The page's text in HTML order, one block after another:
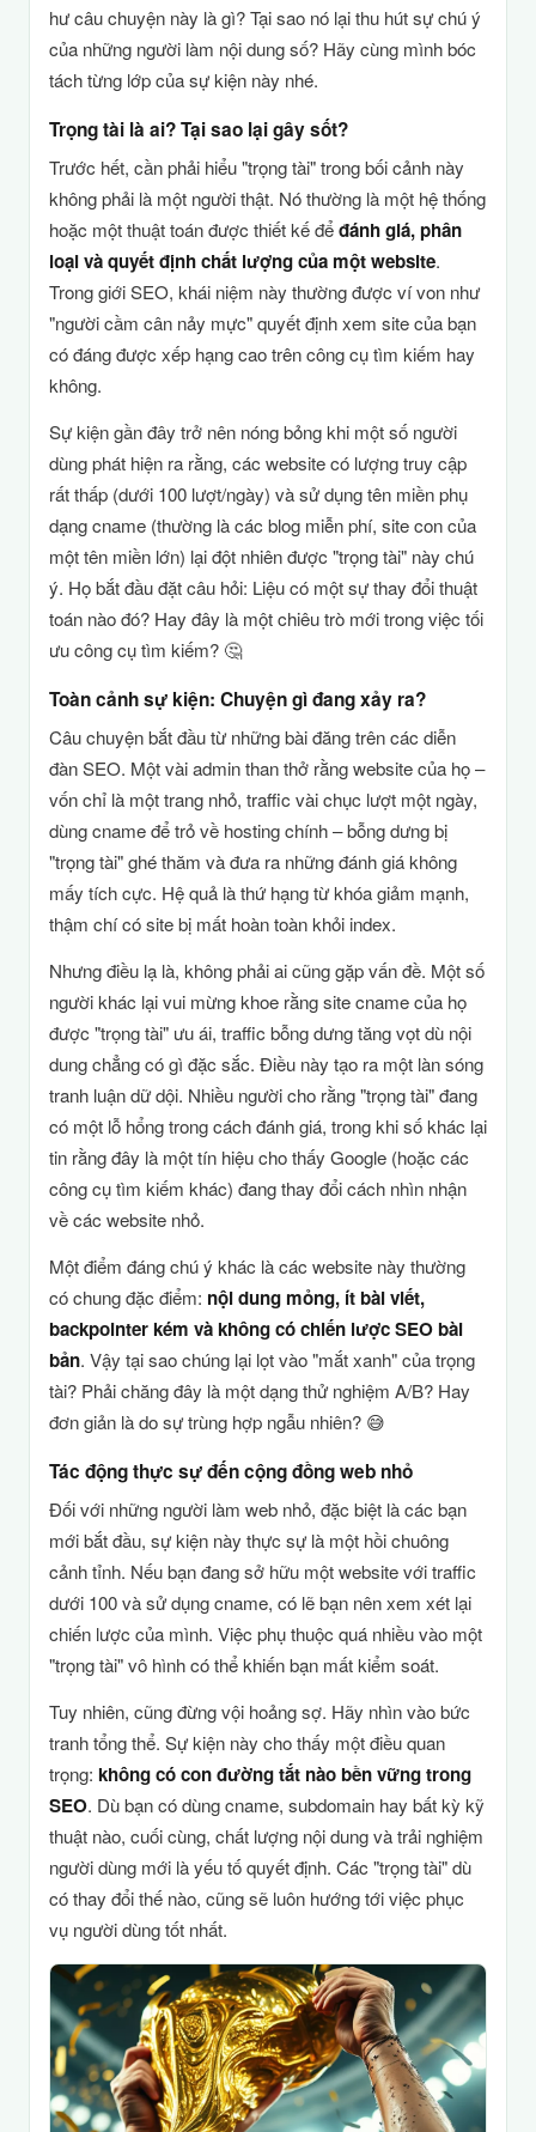
hư câu chuyện này là gì? Tại sao nó lại thu hút sự chú ý
của những người làm nội dung số? Hãy cùng mình bóc
tách từng lớp của sự kiện này nhé.
Trọng tài là ai? Tại sao lại gây sốt?
Trước hết, cần phải hiểu "trọng tài" trong bối cảnh này
không phải là một người thật. Nó thường là một hệ thống
hoặc một thuật toán được thiết kế đểđánh giá, phân
loại và quyết định chất lượng của một website.
Trong giới SEO, khái niệm này thường được ví von như
"người cầm cân nảy mực" quyết định xem site của bạn
có đáng được xếp hạng cao trên công cụ tìm kiếm hay
không.
Sự kiện gần đây trở nên nóng bỏng khi một số người
dùng phát hiện ra rằng, các website có lượng truy cập
rất thấp (dưới 100 lượt/ngày) và sử dụng tên miền phụ
dạng cname (thường là các blog miễn phí, site con của
một tên miền lớn) lại đột nhiên được "trọng tài" này chú
ý. Họ bắt đầu đặt câu hỏi: Liệu có một sự thay đổi thuật
toán nào đó? Hay đây là một chiêu trò mới trong việc tối
ưu công cụ tìm kiếm? 🤔
Toàn cảnh sự kiện: Chuyện gì đang xảy ra?
Câu chuyện bắt đầu từ những bài đăng trên các diễn
đàn SEO. Một vài admin than thở rằng website của họ –
vốn chỉ là một trang nhỏ, traffic vài chục lượt một ngày,
dùng cname để trỏ về hosting chính – bỗng dưng bị
"trọng tài" ghé thăm và đưa ra những đánh giá không
mấy tích cực. Hệ quả là thứ hạng từ khóa giảm mạnh,
thậm chí có site bị mất hoàn toàn khỏi index.
Nhưng điều lạ là, không phải ai cũng gặp vấn đề. Một số
người khác lại vui mừng khoe rằng site cname của họ
được "trọng tài" ưu ái, traffic bỗng dưng tăng vọt dù nội
dung chẳng có gì đặc sắc. Điều này tạo ra một làn sóng
tranh luận dữ dội. Nhiều người cho rằng "trọng tài" đang
có một lỗ hổng trong cách đánh giá, trong khi số khác lại
tin rằng đây là một tín hiệu cho thấy Google (hoặc các
công cụ tìm kiếm khác) đang thay đổi cách nhìn nhận
về các website nhỏ.
Một điểm đáng chú ý khác là các website này thường
có chung đặc điểm: nội dung mỏng, ít bài viết,
backpointer kém và không có chiến lược SEO bài
bản. Vậy tại sao chúng lại lọt vào "mắt xanh" của trọng
tài? Phải chăng đây là một dạng thử nghiệm A/B? Hay
đơn giản là do sự trùng hợp ngẫu nhiên? 😅
Tác động thực sự đến cộng đồng web nhỏ
Đối với những người làm web nhỏ, đặc biệt là các bạn
mới bắt đầu, sự kiện này thực sự là một hồi chuông
cảnh tỉnh. Nếu bạn đang sở hữu một website với traffic
dưới 100 và sử dụng cname, có lẽ bạn nên xem xét lại
chiến lược của mình. Việc phụ thuộc quá nhiều vào một
"trọng tài" vô hình có thể khiến bạn mất kiểm soát.
Tuy nhiên, cũng đừng vội hoảng sợ. Hãy nhìn vào bức
tranh tổng thể. Sự kiện này cho thấy một điều quan
trọng: không có con đường tắt nào bền vững trong
SEO. Dù bạn có dùng cname, subdomain hay bất kỳ kỹ
thuật nào, cuối cùng, chất lượng nội dung và trải nghiệm
người dùng mới là yếu tố quyết định. Các "trọng tài" dù
có thay đổi thế nào, cũng sẽ luôn hướng tới việc phục
vụ người dùng tốt nhất.